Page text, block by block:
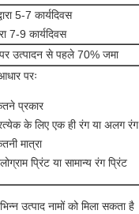
5-7 कार्यदिवस
7-9 कार्यदिवस
उत्पादन से पहले 70% जमा
परः
प्रकार
के लिए एक ही रंग या अलग रंग
मात्रा
प्रिंट या सामान्य रंग प्रिंट
उत्पाद नामों को मिला सकता है